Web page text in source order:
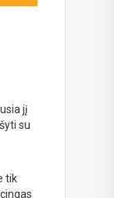
jį
su
tik